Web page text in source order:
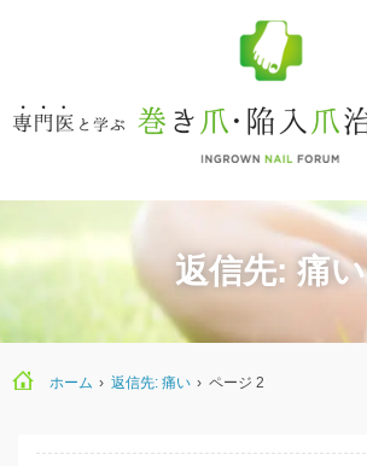
掲示板 検索
返信先: 痛い
ホーム › 返信先: 痛い › ページ 2